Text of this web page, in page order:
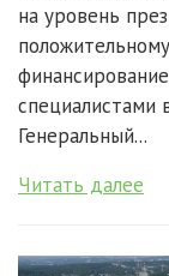
на уровень
специалистами
Генеральный...
Читать далее